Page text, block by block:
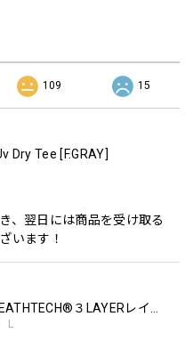
109 15
Dry Tee [F.GRAY]
、翌日には商品を受け取る
います！
ロゴパターンBREATHTECH®３LAYERレインジャケット［BEG/BLK］
L